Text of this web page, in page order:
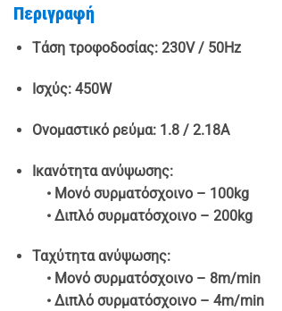
Περιγραφή
Τάση τροφοδοσίας: 230V / 50Hz
Ισχύς: 450W
Ονομαστικό ρεύμα: 1.8 / 2.18A
Ικανότητα ανύψωσης:
• Μονό συρματόσχοινο – 100kg
• Διπλό συρματόσχοινο – 200kg
Ταχύτητα ανύψωσης:
• Μονό συρματόσχοινο – 8m/min
• Διπλό συρματόσχοινο – 4m/min